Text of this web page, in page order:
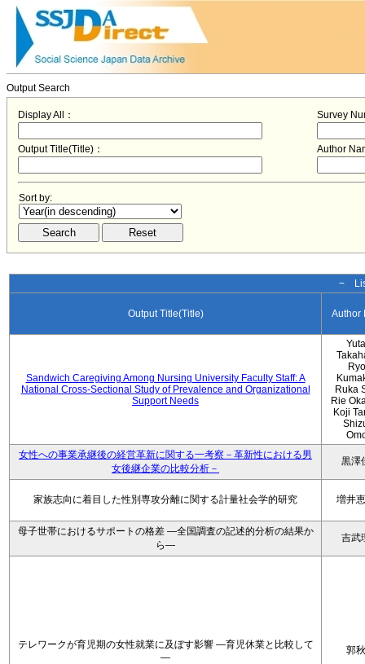
Output Search
Display All： Survey
Output Title(Title)： Author
Sort by:
−
Output Title(Title) Author
Sandwich Caregiving Among Nursing University Faculty Staff: A
National Cross-Sectional Study of Prevalence and Organizational
Support Needs
Ruka
Rie
Koji
女性への事業承継後の経営革新に関する一考察－革新性における男
女後継企業の比較分析－
黒澤
家族志向に着目した性別専攻分離に関する計量社会学的研究 増井
母子世帯におけるサポートの格差 ―全国調査の記述的分析の結果か
ら―
吉武
テレワークが育児期の女性就業に及ぼす影響 ―育児休業と比較して
―
郭